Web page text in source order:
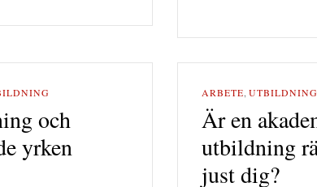
och
yrken
ARBETE, UTBILDNING
Är en
utbildning
just dig?